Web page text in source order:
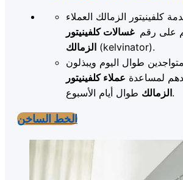
كلفينيتور الزمالك العملاء
على رقم غسالات كلفينيتور
الزمالك (kelvinator).
طوال اليوم ويبذلون
لمساعدة عملاء كلفينيتور
الزمالكطوال أيام الأسبوع.
الخط الساخن